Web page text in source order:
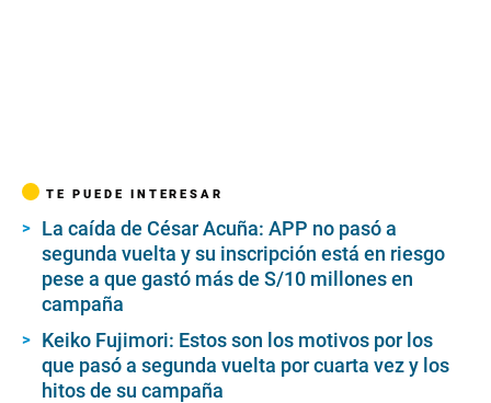
TE PUEDE INTERESAR
La caída de César Acuña: APP no pasó a
segunda vuelta y su inscripción está en riesgo
pese a que gastó más de S/10 millones en
campaña
Keiko Fujimori: Estos son los motivos por los
que pasó a segunda vuelta por cuarta vez y los
hitos de su campaña